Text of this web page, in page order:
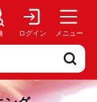
ログイン メニュー